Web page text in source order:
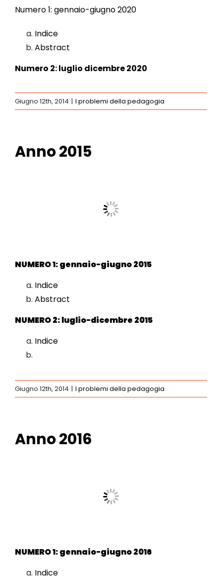
Numero 1: gennaio-giugno 2020
Indice
Abstract
Numero 2: luglio dicembre 2020
Giugno 12th, 2014 | I problemi della pedagogia
Anno 2015
NUMERO 1: gennaio-giugno 2015
Indice
Abstract
NUMERO 2: luglio-dicembre 2015
Indice
Giugno 12th, 2014 | I problemi della pedagogia
Anno 2016
NUMERO 1: gennaio-giugno 2016
Indice